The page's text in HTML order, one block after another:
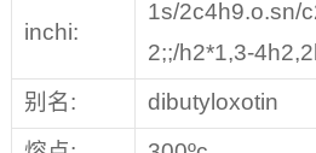
inchi:
1s/2c4h9.o.sn/
2;;/h2*1,3-
别名:
dibutyloxotin